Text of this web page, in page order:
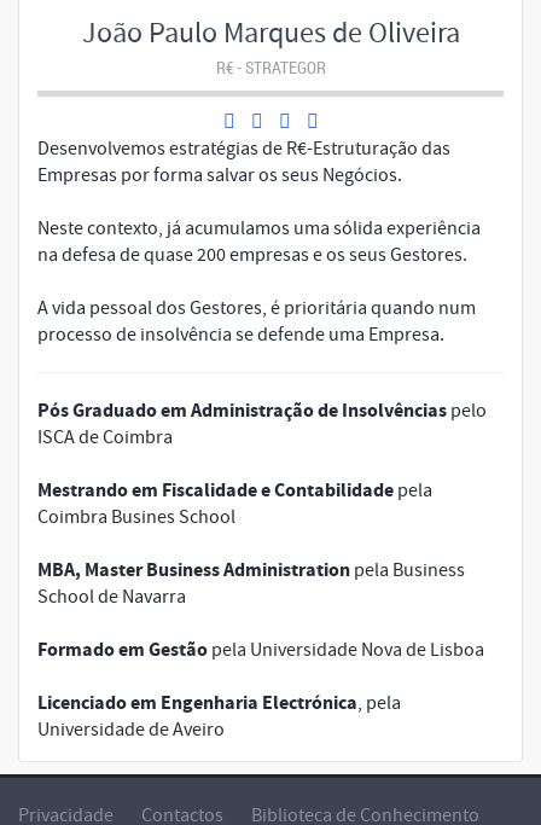
João Paulo Marques de Oliveira
R€ - STRATEGOR
Desenvolvemos estratégias de R€-Estruturação das
Empresas por forma salvar os seus Negócios.
Neste contexto, já acumulamos uma sólida experiência
na defesa de quase 200 empresas e os seus Gestores.
A vida pessoal dos Gestores, é prioritária quando num
processo de insolvência se defende uma Empresa.
Pós Graduado em Administração de Insolvências pelo
ISCA de Coimbra
Mestrando em Fiscalidade e Contabilidade pela
Coimbra Busines School
MBA, Master Business Administration pela Business
School de Navarra
Formado em Gestão pela Universidade Nova de Lisboa
Licenciado em Engenharia Electrónica, pela
Universidade de Aveiro
Privacidade Contactos Biblioteca de Conhecimento